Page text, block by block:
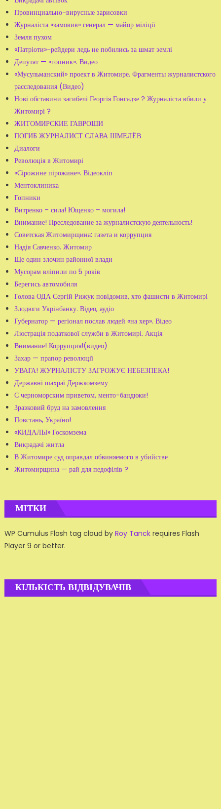
Провинциально-вирусные зарисовки
Журналіста «замовив» генерал — майор міліції
Земля пухом
«Патріоти»-рейдери ледь не побились за шмат землі
Депутат — «гопник». Видео
«Мусульманский» проект в Житомире. Фрагменты журналистского
расследования (Видео)
Нові обставини загибелі Георгія Гонгадзе ? Журналіста вбили у
Житомирі ?
ЖИТОМИРСКИЕ ГАВРОШИ
ПОГИБ ЖУРНАЛИСТ СЛАВА ШМЕЛЁВ
Диалоги
Революція в Житомирі
«Сірожине пірожине». Відеокліп
Ментоклиника
Гопники
Витренко – сила! Ющенко – могила!
Внимание! Преследование за журналистскую деятельность!
Советская Житомирщина: газета и коррупция
Надія Савченко. Житомир
Ще один злочин районної влади
Мусорам вліпили по 5 років
Берегись автомобиля
Голова ОДА Сергій Рижук повідомив, хто фашисти в Житомирі
Злодюги Укрінбанку. Відео, аудіо
Губернатор — регіонал послав людей «на хер». Відео
Люстрація податкової служби в Житомирі. Акція
Внимание! Коррупция!(видео)
Захар — прапор революції
УВАГА! ЖУРНАЛІСТУ ЗАГРОЖУЄ НЕБЕЗПЕКА!
Державні шахраї Держкомзему
С черноморским приветом, менто-бандюки!
Зразковий бруд на замовлення
Повстань, Україно!
«КИДАЛЫ» Госкомзема
Викрадачі житла
В Житомире суд оправдал обвиняемого в убийстве
Житомирщина — рай для педофілів ?
МІТКИ
WP Cumulus Flash tag cloud by Roy Tanckrequires Flash
Player 9 or better.
КІЛЬКІСТЬ ВІДВІДУВАЧІВ